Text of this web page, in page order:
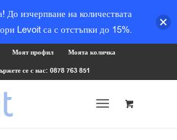
Моят профил
Моята количка
се с нас: 0878 763 851
До изчерпване на количествата
Levoit са с отстъпки до 15%.